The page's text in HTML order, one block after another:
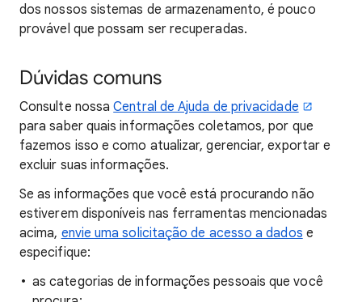
dos nossos sistemas de armazenamento, é pouco
provável que possam ser recuperadas.
Dúvidas comuns
Consulte nossaCentral de Ajuda de privacidade
para saber quais informações coletamos, por que
fazemos isso e como atualizar, gerenciar, exportar e
excluir suas informações.
Se as informações que você está procurando não
estiverem disponíveis nas ferramentas mencionadas
acima, envie uma solicitação de acesso a dados e
especifique:
as categorias de informações pessoais que você